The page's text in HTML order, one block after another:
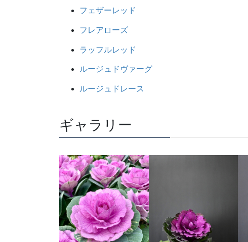
フェザーレッド
フレアローズ
ラッフルレッド
ルージュドヴァーグ
ルージュドレース
ギャラリー